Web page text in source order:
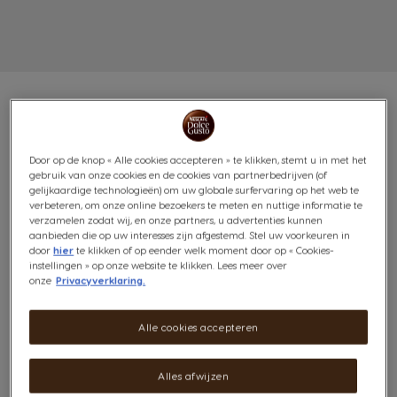
VOORDEELVERPAKKING
PERU 3X12 CAPSULES
100% BIO
Prijs per kg: €64,17 / kg, incl btw
Je zal gek zijn op deze biologisch geteelde Arabica-
Door op de knop « Alle cookies accepteren » te klikken, stemt u in met het
gebruik van onze cookies en de cookies van partnerbedrijven (of
gelijkaardige technologieën) om uw globale surfervaring op het web te
verbeteren, om onze online bezoekers te meten en nuttige informatie te
verzamelen zodat wij, en onze partners, u advertenties kunnen
aanbieden die op uw interesses zijn afgestemd. Stel uw voorkeuren in
doorhier te klikken of op eender welk moment door op « Cookies-
instellingen » op onze website te klikken. Lees meer over
onze Privacyverklaring.
Alles afwijzen
Alle cookies accepteren